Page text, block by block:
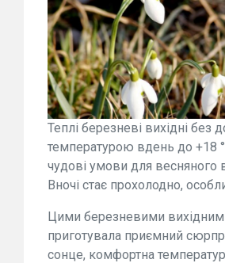
Теплі березневі вихідні без
температурою вдень до +18
чудові умови для весняного
Вночі стає прохолодно,
Цими березневими
приготувала приємний
сонце, комфортна